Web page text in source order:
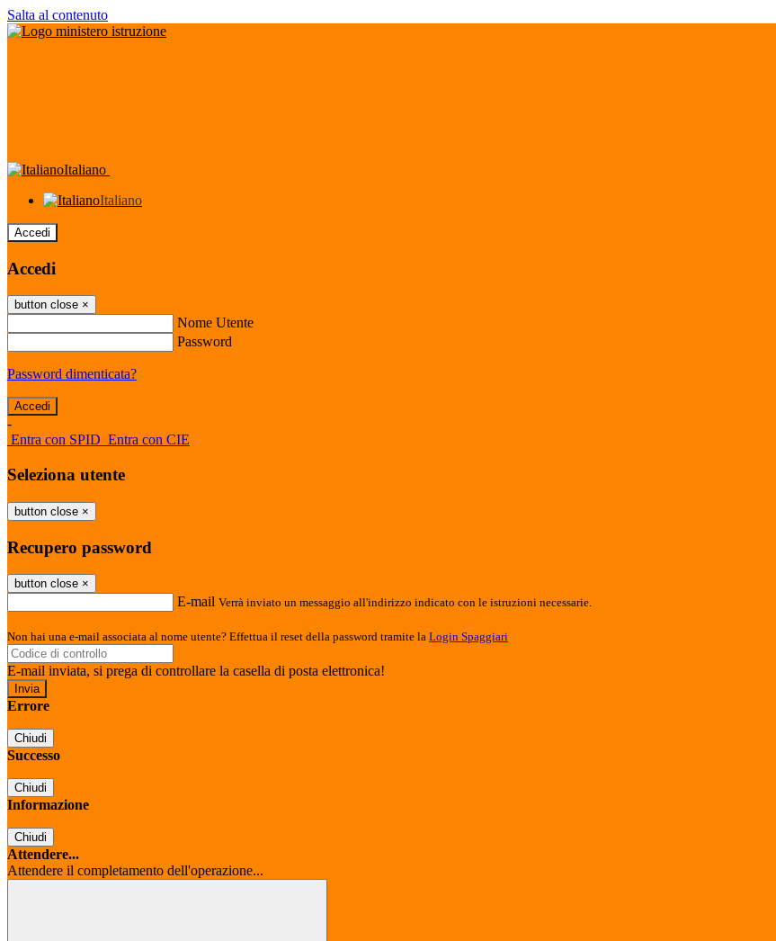
Salta al contenuto
Italiano
Italiano
Accedi
Accedi
button close ×
Nome Utente
Password
Password dimenticata?
-
Entra con SPID Entra con CIE
Seleziona utente
button close ×
Recupero password
button close ×
E-mail Verrà inviato un messaggio all'indirizzo indicato con le istruzioni necessarie.
Non hai una e-mail associata al nome utente? Effettua il reset della password tramite la Login Spaggiari
E-mail inviata, si prega di controllare la casella di posta elettronica!
Errore
Chiudi
Successo
Chiudi
Informazione
Chiudi
Attendere...
Attendere il completamento dell'operazione...